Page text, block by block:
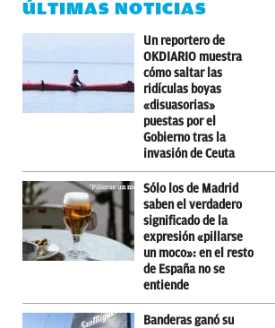
ÚLTIMAS NOTICIAS
Un reportero de
OKDIARIO muestra
cómo saltar las
ridículas boyas
«disuasorias»
puestas por el
Gobierno tras la
invasión de Ceuta
Sólo los de Madrid
saben el verdadero
significado de la
expresión «pillarse
un moco»: en el resto
de España no se
entiende
Banderas ganó su